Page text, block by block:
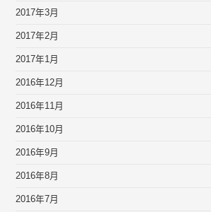
2017年3月
2017年2月
2017年1月
2016年12月
2016年11月
2016年10月
2016年9月
2016年8月
2016年7月